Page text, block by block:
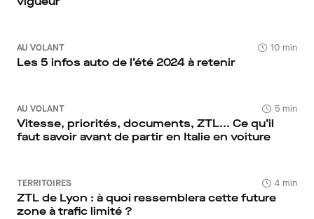
AU VOLANT 10 min
Les 5 infos auto de l’été 2024 à retenir
AU VOLANT 5 min
Vitesse, priorités, documents, ZTL... Ce qu’il
faut savoir avant de partir en Italie en voiture
TERRITOIRES 4 min
ZTL de Lyon : à quoi ressemblera cette future
zone à trafic limité ?